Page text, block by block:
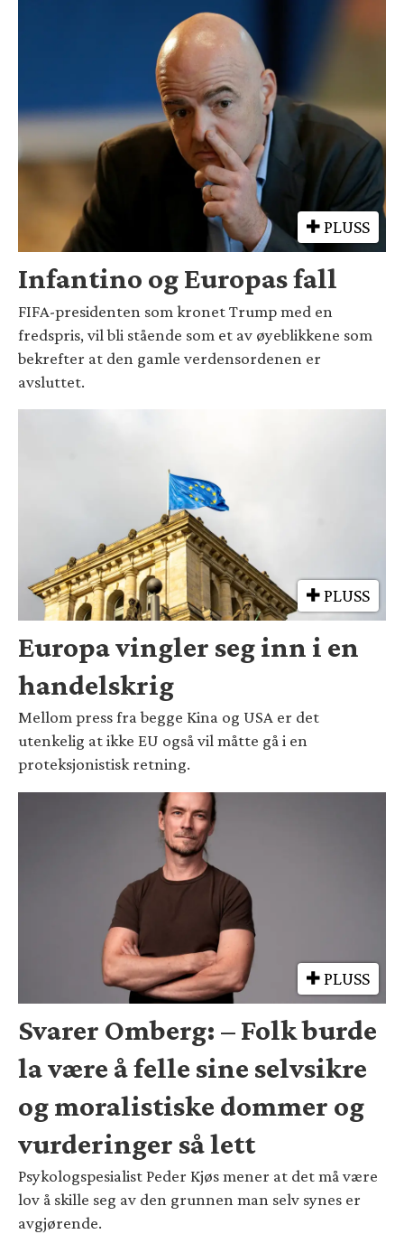
PLUSS
Infantino og Europas fall
FIFA-presidenten som kronet Trump med en
fredspris, vil bli stående som et av øyeblikkene som
bekrefter at den gamle verdensordenen er
avsluttet.
PLUSS
Europa vingler seg inn i en
handelskrig
Mellom press fra begge Kina og USA er det
utenkelig at ikke EU også vil måtte gå i en
proteksjonistisk retning.
PLUSS
Svarer Omberg: – Folk burde
la være å felle sine selvsikre
og moralistiske dommer og
vurderinger så lett
Psykologspesialist Peder Kjøs mener at det må være
lov å skille seg av den grunnen man selv synes er
avgjørende.